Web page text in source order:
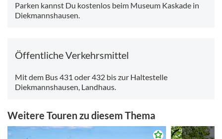
Parken kannst Du kostenlos beim Museum Kaskade in
Diekmannshausen.
Öffentliche Verkehrsmittel
Mit dem Bus 431 oder 432 bis zur Haltestelle
Diekmannshausen, Landhaus.
Weitere Touren zu diesem Thema